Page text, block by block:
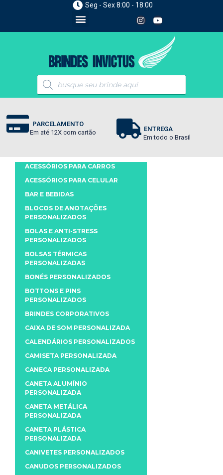
Seg - Sex 8:00 - 18:00
PARCELAMENTO
Em até 12X com cartão
ENTREGA
Em todo o Brasil
ACESSÓRIOS PARA CARROS
ACESSÓRIOS PARA CELULAR
BAR E BEBIDAS
BLOCOS DE ANOTAÇÕES
PERSONALIZADOS
BOLAS E ANTI-STRESS
PERSONALIZADOS
BOLSAS TÉRMICAS
PERSONALIZADAS
BONÉS PERSONALIZADOS
BOTTONS E PINS
PERSONALIZADOS
BRINDES CORPORATIVOS
CAIXA DE SOM PERSONALIZADA
CALENDÁRIOS PERSONALIZADOS
CAMISETA PERSONALIZADA
CANECA PERSONALIZADA
CANETA ALUMÍNIO
PERSONALIZADA
CANETA METÁLICA
PERSONALIZADA
CANETA PLÁSTICA
PERSONALIZADA
CANIVETES PERSONALIZADOS
CANUDOS PERSONALIZADOS